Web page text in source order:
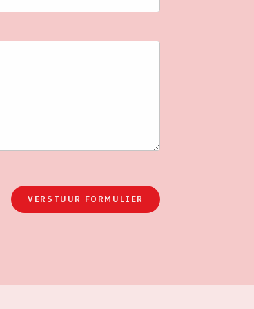
VERSTUUR FORMULIER